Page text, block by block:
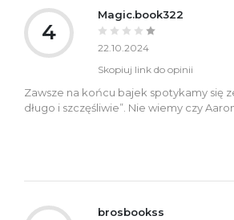
4
Magic.book322
22.10.2024
Skopiuj link do opinii
Zawsze na końcu bajek spotykamy się
długo i szczęśliwie”. Nie wiemy czy
brosbookss